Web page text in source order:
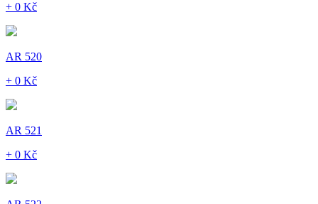
+ 0 Kč
AR 520
+ 0 Kč
AR 521
+ 0 Kč